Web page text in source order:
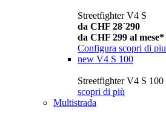
Streetfighter V4 S
da CHF 28´290
da CHF 299 al mese*
Configura scopri di piu
new V4 S 100
Streetfighter V4 S 100
scopri di più
Multistrada